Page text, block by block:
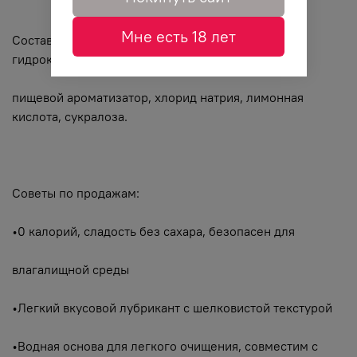
Состав: Вода, глицерин, сорбат калия,
гидроксиэтилцеллюлоза, натуральный
пищевой ароматизатор, хлорид натрия, лимонная
кислота, сукралоза.
Советы по продажам:
•0 калорий, сладость без сахара, безопасен для
влагалищной среды
•Легкий вкусовой лубрикант с шелковистой текстурой
•Водная основа для легкого очищения, совместим с
Мне есть 18 лет